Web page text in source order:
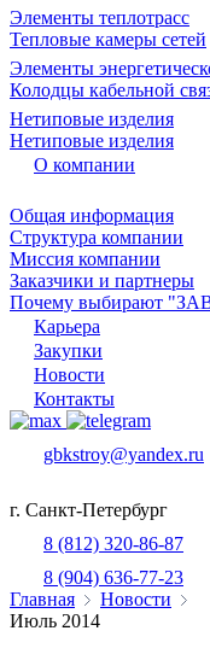
Элементы теплотрасс
Тепловые камеры сетей
Элементы
Колодцы кабельной
Нетиповые изделия
Нетиповые изделия
О компании
Общая информация
Структура компании
Миссия компании
Заказчики и партнеры
Почему выбирают
Карьера
Закупки
Новости
Контакты
gbkstroy@yandex.ru
г. Санкт-Петербург
8 (812) 320-86-87
8 (904) 636-77-23
Главная
Новости
Июль 2014